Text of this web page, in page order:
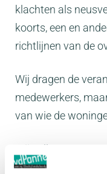
klachten als
koorts, een en
richtlijnen van de
Wij dragen de
medewerkers,
van wie de
Wij zullen er naar
afspraken door te